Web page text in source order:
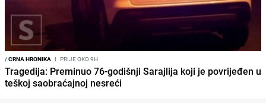
/CRNA HRONIKA I PRIJE OKO 9H
Tragedija: Preminuo 76-godišnji Sarajlija koji je povrijeđen u
teškoj saobraćajnoj nesreći